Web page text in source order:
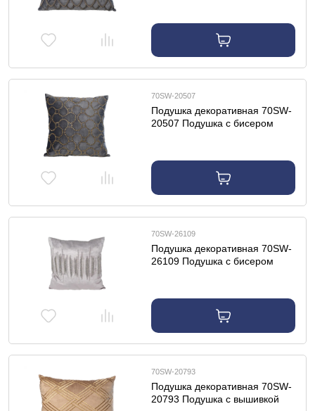
70SW-20507
Подушка декоративная 70SW-
20507 Подушка с бисером
70SW-26109
Подушка декоративная 70SW-
26109 Подушка с бисером
70SW-20793
Подушка декоративная 70SW-
20793 Подушка с вышивкой